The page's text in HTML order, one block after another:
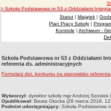
> Szkoła Podstawowa nr 53 z Oddziałami
Statut | Majątek |
Plan Pracy Szkoły |
Kontrole | Archiwum -
Szkoła Podstawowa nr 53 z Oddziałami
referenta ds. administracyjnych
Formularz dot. konkursu na stanowisko
metryczka
Wytworzył: dyrektor szkoły mgr Andrzej
Opublikował: Beata Otocka (29 marca 2018,
Podmiot udostępniający: Szkoła Podstawowa